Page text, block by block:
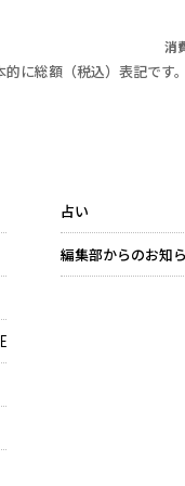
消
に総額（税込）表記です
占い
編集部からのお知